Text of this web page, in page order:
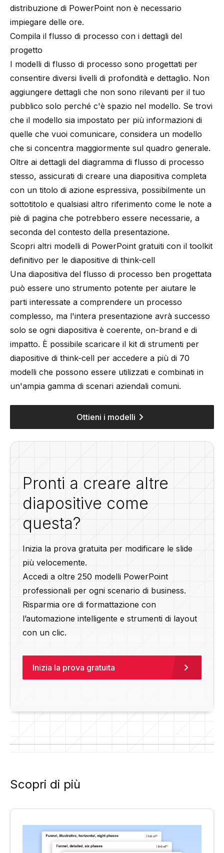
distribuzione di PowerPoint non è necessario
impiegare delle ore.
Compila il flusso di processo con i dettagli del
progetto
I modelli di flusso di processo sono progettati per
consentire diversi livelli di profondità e dettaglio. Non
aggiungere dettagli che non sono rilevanti per il tuo
pubblico solo perché c'è spazio nel modello. Se trovi
che il modello sia impostato per più informazioni di
quelle che vuoi comunicare, considera un modello
che si concentra maggiormente sul quadro generale.
Oltre ai dettagli del diagramma di flusso di processo
stesso, assicurati di creare una diapositiva completa
con un titolo di azione espressiva, possibilmente un
sottotitolo e qualsiasi altro riferimento come le note a
piè di pagina che potrebbero essere necessarie, a
seconda del contesto della presentazione.
Scopri altri modelli di PowerPoint gratuiti con il toolkit
definitivo per le diapositive di think-cell
Una diapositiva del flusso di processo ben progettata
può essere uno strumento potente per aiutare le
parti interessate a comprendere un processo
complesso, ma l'intera presentazione avrà successo
solo se ogni diapositiva è coerente, on-brand e di
impatto. È possibile scaricare il kit di strumenti per
diapositive di think-cell per accedere a più di 70
modelli che possono essere utilizzati e combinati in
un'ampia gamma di scenari aziendali comuni.
Ottieni i modelli
Pronti a creare altre
diapositive come
questa?
Inizia la prova gratuita per modificare le slide
più velocemente.
Accedi a oltre 250 modelli PowerPoint
professionali per ogni scenario di business.
Risparmia ore di formattazione con
l’automazione intelligente e strumenti di layout
con un clic.
Inizia la prova gratuita
Scopri di più